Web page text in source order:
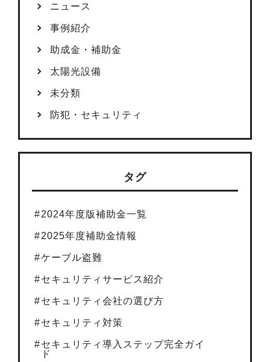
ニュース
事例紹介
助成金・補助金
太陽光設備
未分類
防犯・セキュリティ
タグ
2024年度版補助金一覧
2025年度補助金情報
ケーブル盗難
セキュリティサービス紹介
セキュリティ会社の選び方
セキュリティ対策
セキュリティ導入ステップ完全ガイ
ド